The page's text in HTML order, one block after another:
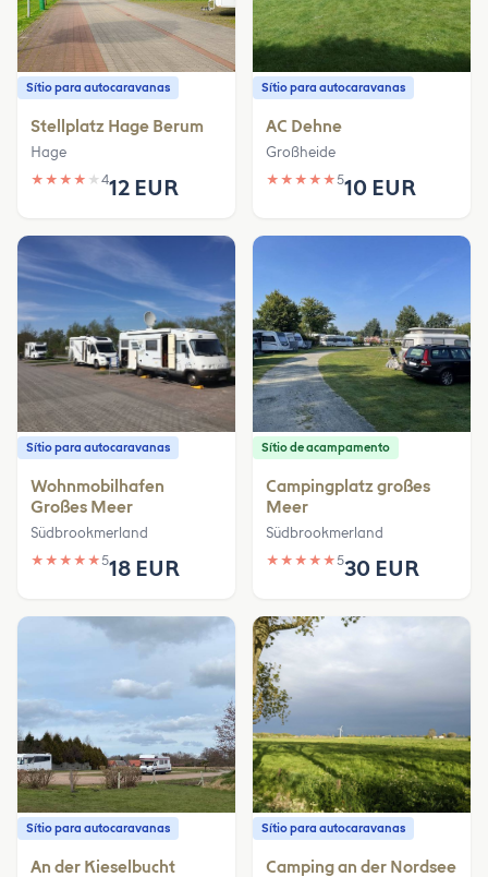
Sítio para autocaravanas
Stellplatz Hage Berum
Hage
★ ★ ★ ★ ★ 412 EUR
Sítio para autocaravanas
AC Dehne
Großheide
★ ★ ★ ★ ★510 EUR
Sítio para autocaravanas
Wohnmobilhafen
Großes Meer
Südbrookmerland
★ ★ ★ ★ ★518 EUR
Sítio de acampamento
Campingplatz großes
Meer
Südbrookmerland
★ ★ ★ ★ ★530 EUR
Sítio para autocaravanas
An der Kieselbucht
Sítio para autocaravanas
Camping an der Nordsee